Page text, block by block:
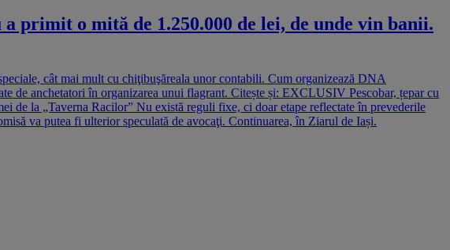
o mită de 1.250.000 de lei, de unde vin banii.
cât mai mult cu chiţibuşăreala unor contabili. Cum organizează DNA
de anchetatori în organizarea unui flagrant. Citește și: EXCLUSIV Pescobar, țepar cu
de la „Taverna Racilor” Nu există reguli fixe, ci doar etape reflectate în prevederile
va putea fi ulterior speculată de avocaţi. Continuarea, în Ziarul de Iași.